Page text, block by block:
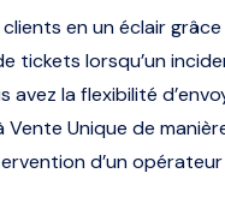
en un éclair grâce
tickets lorsqu’un
avez la flexibilité
Unique de
d’un